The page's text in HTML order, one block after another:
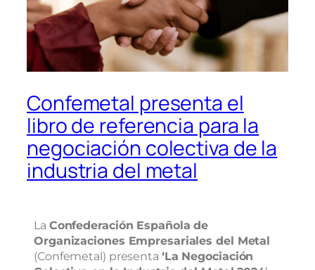
Confemetal presenta el
libro de referencia para la
negociación colectiva de la
industria del metal
La Confederación Española de
Organizaciones Empresariales del Metal
(Confemetal) presenta ‘La Negociación